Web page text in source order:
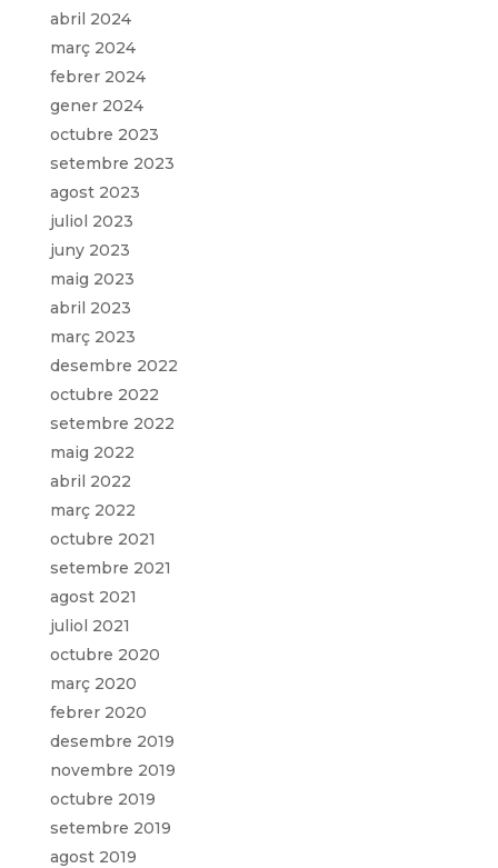
abril 2024
març 2024
febrer 2024
gener 2024
octubre 2023
setembre 2023
agost 2023
juliol 2023
juny 2023
maig 2023
abril 2023
març 2023
desembre 2022
octubre 2022
setembre 2022
maig 2022
abril 2022
març 2022
octubre 2021
setembre 2021
agost 2021
juliol 2021
octubre 2020
març 2020
febrer 2020
desembre 2019
novembre 2019
octubre 2019
setembre 2019
agost 2019